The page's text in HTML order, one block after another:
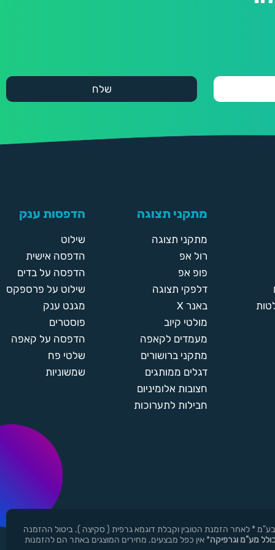
מתקני תצוגה
מתקני תצוגה
רול אפ
פופ אפ
דלפקי תצוגה
באנר X
מולטי קיוב
מעמדים לקאפה
מתקני ברושורים
דגלים ממותגים
חצובות אלומיניום
חבילות לתערוכות
הדפסות ענק
שילוט
הדפסה אישית
הדפסה על בדים
שילוט על פרספקס
מגנט ענק
פוסטרים
הדפסה על קאפה
שלטי פח
שמשוניות
ר.י.ד בע"מ * לאחר הזמנת הטובין וקבלת דוגמא גרפית ( סקיצה ). ביטול ההזמנה
מע"מ וגרפיקה* אין כפל מבצעים. מחירים המוצגים באתר הם להזמנות